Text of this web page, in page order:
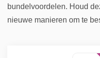
bundelvoordelen. Houd
nieuwe manieren om te